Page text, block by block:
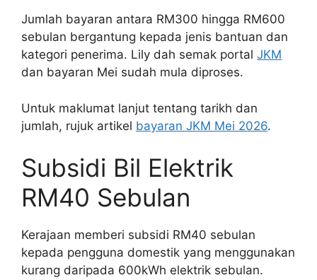
Jumlah bayaran antara RM300 hingga RM600
sebulan bergantung kepada jenis bantuan dan
kategori penerima. Lily dah semak portal JKM
dan bayaran Mei sudah mula diproses.
Untuk maklumat lanjut tentang tarikh dan
jumlah, rujuk artikel bayaran JKM Mei 2026.
Subsidi Bil Elektrik
RM40 Sebulan
Kerajaan memberi subsidi RM40 sebulan
kepada pengguna domestik yang menggunakan
kurang daripada 600kWh elektrik sebulan.